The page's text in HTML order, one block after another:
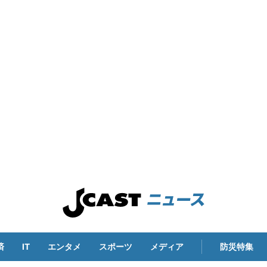
IT エンタメ スポーツ メディア 防災特集